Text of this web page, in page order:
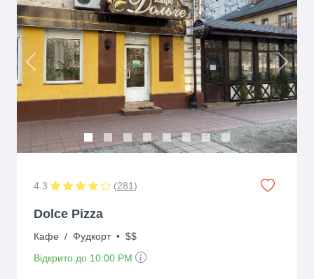
Previous Next
4.3 (281)
Dolce Pizza
Кафе / Фудкорт • $$
Відкрито до 10:00 PM